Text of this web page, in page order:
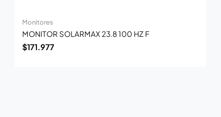
Monitores
MONITOR SOLARMAX 23.8 100 HZ F
$171.977